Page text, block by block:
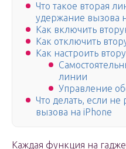
Что такое вторая
удержание вызова
Как включить
Как отключить
Как настроить
линии
Управление
Что делать, если не
вызова на iPhone
Каждая функция на